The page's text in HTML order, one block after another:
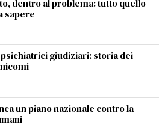
dentro al problema: tutto quello
sapere
giudiziari: storia dei
un piano nazionale contro la